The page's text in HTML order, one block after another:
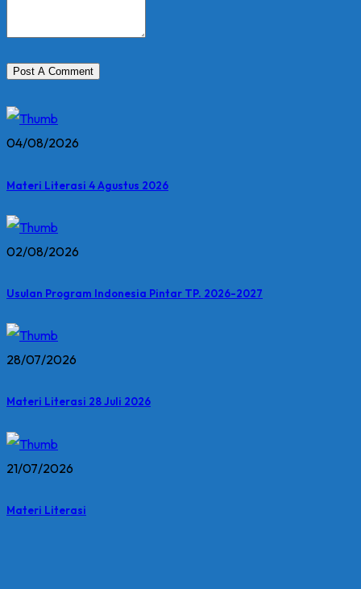
04/08/2026
Materi Literasi 4 Agustus 2026
02/08/2026
Usulan Program Indonesia Pintar TP. 2026-2027
28/07/2026
Materi Literasi 28 Juli 2026
21/07/2026
Materi Literasi